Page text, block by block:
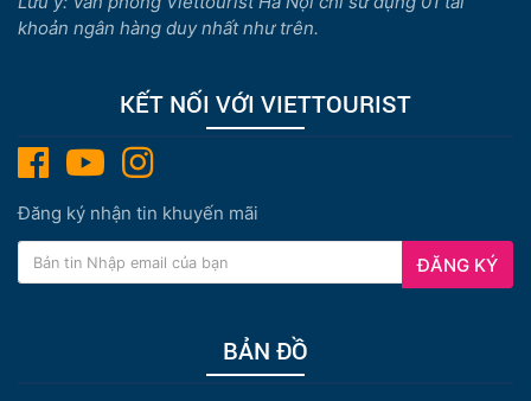
khoản ngân hàng duy nhất như trên.
KẾT NỐI VỚI VIETTOURIST
Đăng ký nhận tin khuyến mãi
ĐĂNG KÝ
BẢN ĐỒ